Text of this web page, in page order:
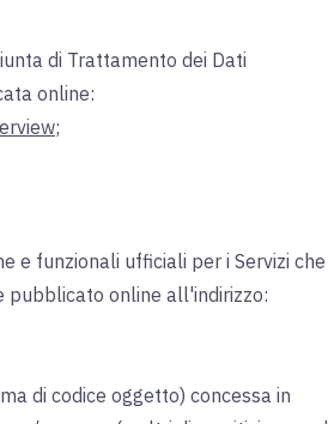
di Trattamento dei Dati
online:
;
e funzionali ufficiali per i Servizi che
pubblicato online all'indirizzo:
di codice oggetto) concessa in